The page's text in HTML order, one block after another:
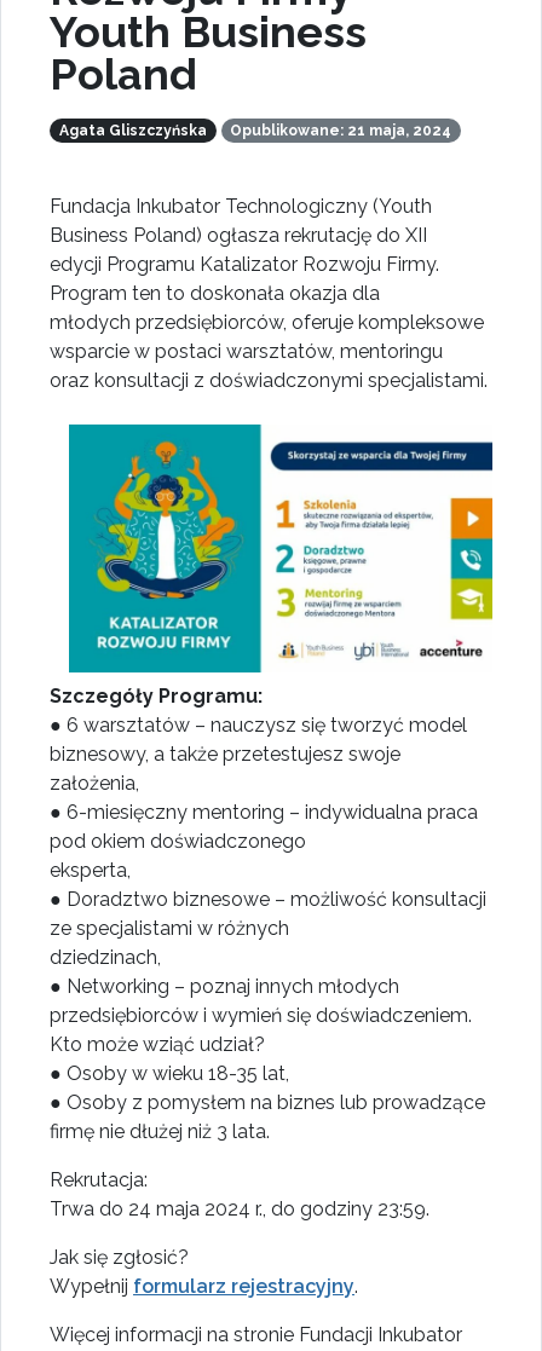
Youth Business
Poland
Agata Gliszczyńska Opublikowane: 21 maja, 2024
Fundacja Inkubator Technologiczny (Youth
Business Poland) ogłasza rekrutację do XII
edycji Programu Katalizator Rozwoju Firmy.
Program ten to doskonała okazja dla
młodych przedsiębiorców, oferuje kompleksowe
wsparcie w postaci warsztatów, mentoringu
oraz konsultacji z doświadczonymi specjalistami.
Szczegóły Programu:
● 6 warsztatów – nauczysz się tworzyć model
biznesowy, a także przetestujesz swoje
założenia,
● 6-miesięczny mentoring – indywidualna praca
pod okiem doświadczonego
eksperta,
● Doradztwo biznesowe – możliwość konsultacji
ze specjalistami w różnych
dziedzinach,
● Networking – poznaj innych młodych
przedsiębiorców i wymień się doświadczeniem.
Kto może wziąć udział?
● Osoby w wieku 18-35 lat,
● Osoby z pomysłem na biznes lub prowadzące
firmę nie dłużej niż 3 lata.
Rekrutacja:
Trwa do 24 maja 2024 r., do godziny 23:59.
Jak się zgłosić?
Wypełnij formularz rejestracyjny.
Więcej informacji na stronie Fundacji Inkubator